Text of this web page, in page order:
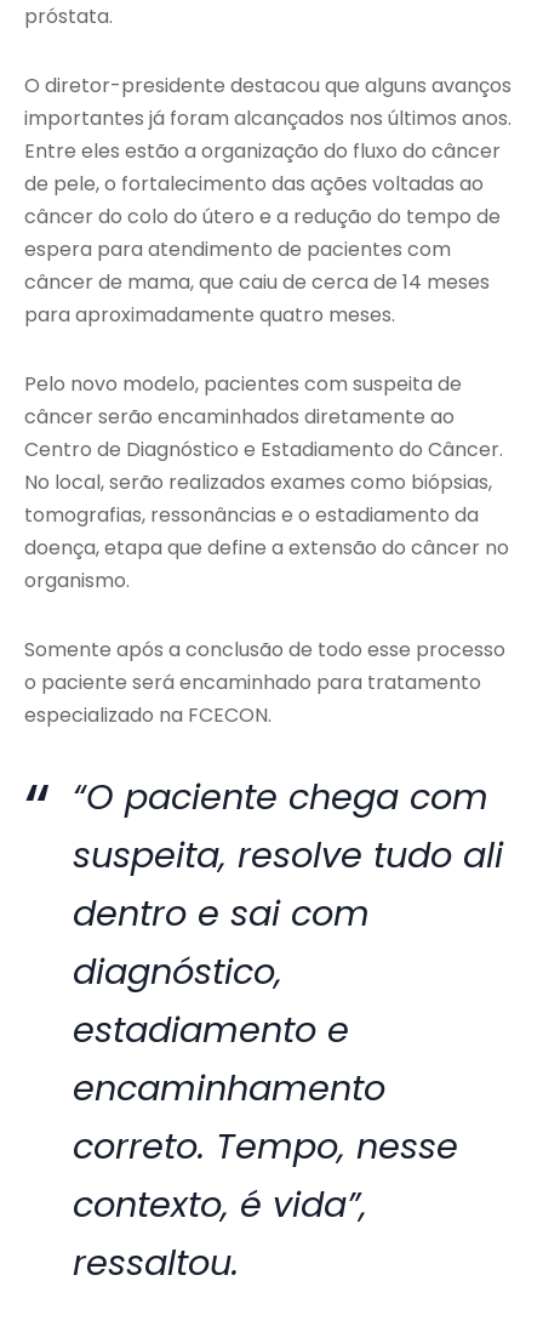
próstata.
O diretor-presidente destacou que alguns avanços
importantes já foram alcançados nos últimos anos.
Entre eles estão a organização do fluxo do câncer
de pele, o fortalecimento das ações voltadas ao
câncer do colo do útero e a redução do tempo de
espera para atendimento de pacientes com
câncer de mama, que caiu de cerca de 14 meses
para aproximadamente quatro meses.
Pelo novo modelo, pacientes com suspeita de
câncer serão encaminhados diretamente ao
Centro de Diagnóstico e Estadiamento do Câncer.
No local, serão realizados exames como biópsias,
tomografias, ressonâncias e o estadiamento da
doença, etapa que define a extensão do câncer no
organismo.
Somente após a conclusão de todo esse processo
o paciente será encaminhado para tratamento
especializado na FCECON.
“O paciente chega com
suspeita, resolve tudo ali
dentro e sai com
diagnóstico,
estadiamento e
encaminhamento
correto. Tempo, nesse
contexto, é vida”,
ressaltou.